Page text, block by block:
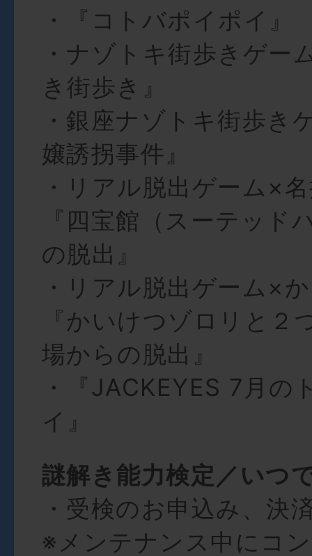
・『コトバポイポイ』
・ナゾトキ街歩きゲー
き街歩き』
・銀座ナゾトキ街歩き
嬢誘拐事件』
・リアル脱出ゲーム×
『四宝館（スーテッド
の脱出』
・リアル脱出ゲーム×
『かいけつゾロリと２
場からの脱出』
・『JACKEYES 7月の
イ』
謎解き能力検定／いつ
・受検のお申込み、決
※メンテナンス中にコ